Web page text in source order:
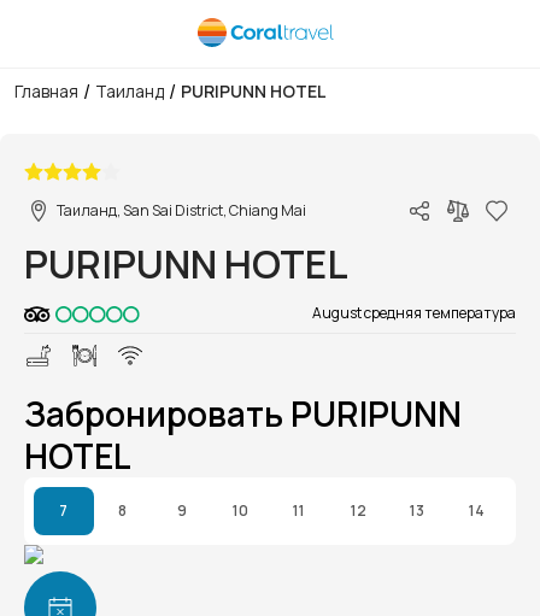
Главная / Таиланд / PURIPUNN HOTEL
Таиланд, San Sai District, Chiang Mai
PURIPUNN HOTEL
August средняя температура
Забронировать PURIPUNN
HOTEL
7 8 9 10 11 12 13 14